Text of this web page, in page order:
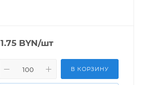
1.75 BYN/шт
В КОРЗИНУ